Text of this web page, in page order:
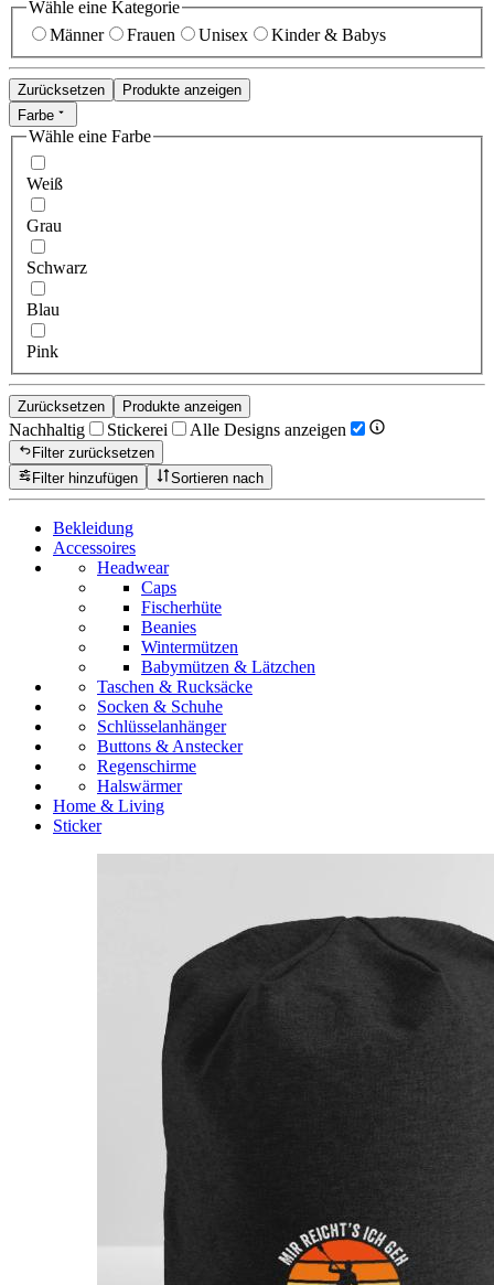
Wähle eine Kategorie
Männer
Frauen Unisex Kinder & Babys
Zurücksetzen
Produkte anzeigen
Farbe
Wähle eine Farbe
Weiß
Grau
Schwarz
Blau
Pink
Zurücksetzen Produkte anzeigen
Nachhaltig Stickerei Alle Designs anzeigen
Filter zurücksetzen
Filter hinzufügen
Sortieren nach
Bekleidung
Accessoires
Headwear
Caps
Fischerhüte
Beanies
Wintermützen
Babymützen & Lätzchen
Taschen & Rucksäcke
Socken & Schuhe
Schlüsselanhänger
Buttons & Anstecker
Regenschirme
Halswärmer
Home & Living
Sticker